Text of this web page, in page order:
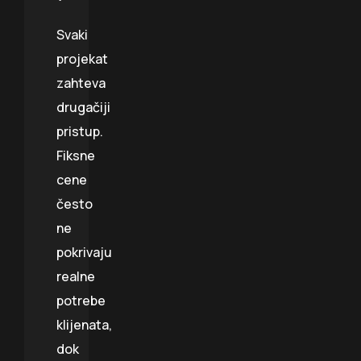
Svaki
projekat
zahteva
drugačiji
pristup.
Fiksne
cene
često
ne
pokrivaju
realne
potrebe
klijenata,
dok